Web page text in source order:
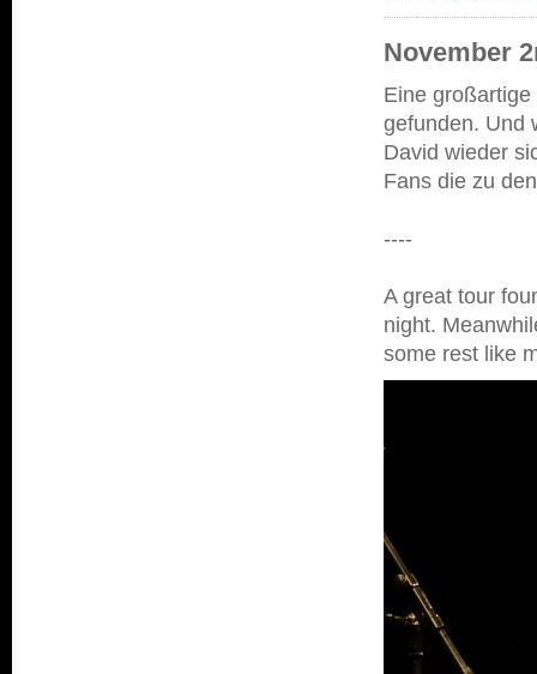
November
Eine
gefunden. Und
David wieder
Fans die zu
----
A great tour
night.
some rest like